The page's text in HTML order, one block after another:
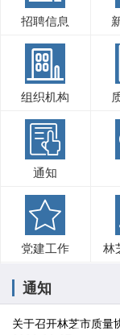
招聘信息
组织机构
通知
党建工作
通知
关于召开林芝市质量